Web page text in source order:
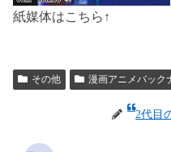
紙媒体はこちら↑
その他 漫画アニメバック
2代目